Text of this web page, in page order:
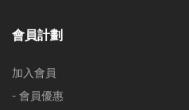
會員計劃
加入會員
- 會員優惠